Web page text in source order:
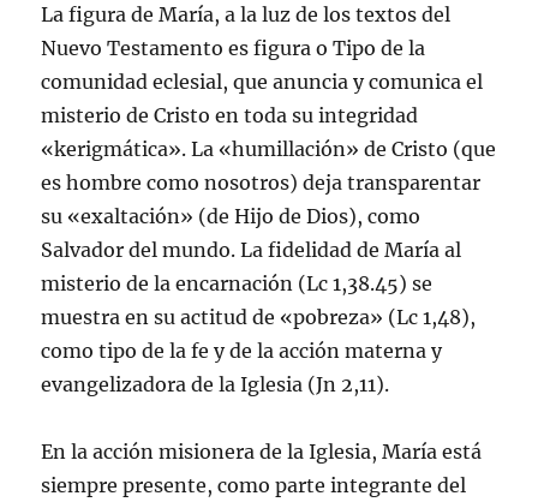
La figura de Marí­a, a la luz de los textos del
Nuevo Testamento es figura o Tipo de la
comunidad eclesial, que anuncia y comunica el
misterio de Cristo en toda su integridad
«kerigmática». La «humillación» de Cristo (que
es hombre como nosotros) deja transparentar
su «exaltación» (de Hijo de Dios), como
Salvador del mundo. La fidelidad de Marí­a al
misterio de la encarnación (Lc 1,38.45) se
muestra en su actitud de «pobreza» (Lc 1,48),
como tipo de la fe y de la acción materna y
evangelizadora de la Iglesia (Jn 2,11).
En la acción misionera de la Iglesia, Marí­a está
siempre presente, como parte integrante del